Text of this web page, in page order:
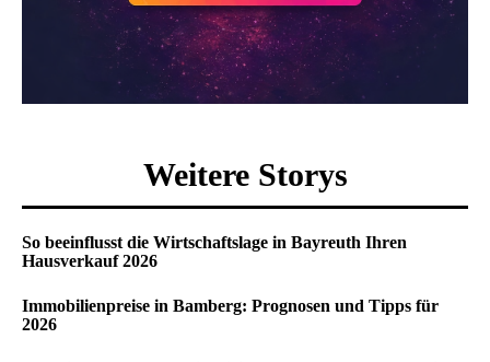
Weitere Storys
So beeinflusst die Wirtschaftslage in Bayreuth Ihren
Hausverkauf 2026
Immobilienpreise in Bamberg: Prognosen und Tipps für
2026